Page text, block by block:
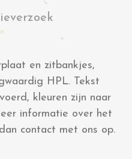
en zitbankjes,
HPL. Tekst
kleuren zijn naar
informatie over het
contact met ons op.